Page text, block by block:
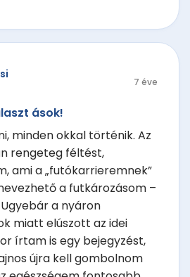
7 éve
ások!
minden okkal történik. Az
rengeteg féltést,
ami a „futókarrieremnek”
a futkározásom –
a nyáron
miatt elúszott az idei
írtam is egy bejegyzést,
újra kell gombolnom